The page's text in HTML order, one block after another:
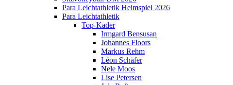
Para Leichtathletik Heimspiel 2026
Para Leichtathletik
Top-Kader
Irmgard Bensusan
Johannes Floors
Markus Rehm
Léon Schäfer
Nele Moos
Lise Petersen